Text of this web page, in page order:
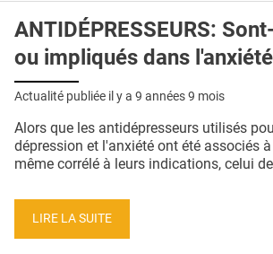
ANTIDÉPRESSEURS:
ou impliqués dans
Actualité publiée il y a 9 années 9 mois
Alors que les antidépresseurs utilisés
dépression et l'anxiété ont été associés
même corrélé à leurs indications, celui
LIRE LA SUITE